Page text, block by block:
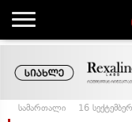
სამართალი 16